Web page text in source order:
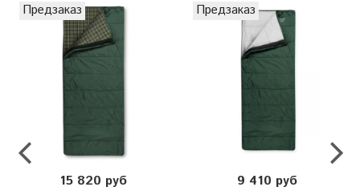
Предзаказ
15 820 руб
Предзаказ
9 410 руб